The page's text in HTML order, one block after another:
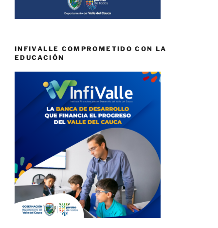
INFIVALLE COMPROMETIDO CON LA
EDUCACIÓN